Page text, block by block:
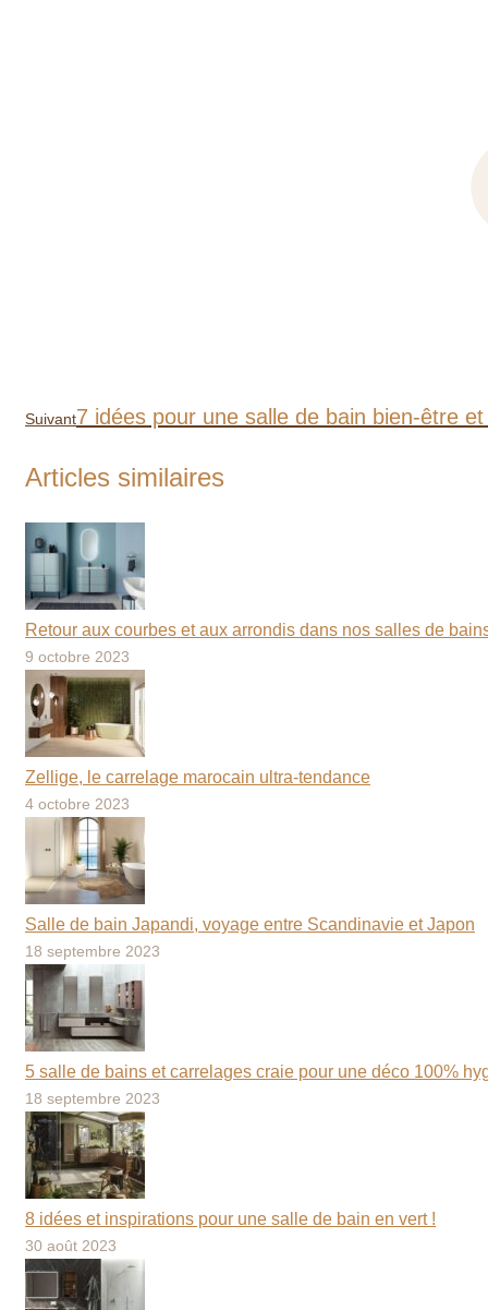
SuivantArticle
:
7 idées pour une salle de bain bien-être
Articles similaires
Retour aux courbes et aux arrondis dans nos salles de
9 octobre 2023
Zellige, le carrelage marocain ultra-tendance
4 octobre 2023
Salle de bain Japandi, voyage entre Scandinavie et Japon
18 septembre 2023
5 salle de bains et carrelages craie pour une déco 100%
18 septembre 2023
8 idées et inspirations pour une salle de bain en vert !
30 août 2023